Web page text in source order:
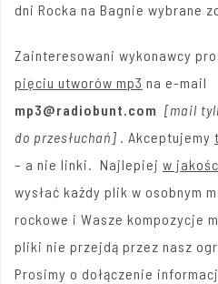
dni Rocka na Bagnie wybrane
Zainteresowani wykonawcy
pięciu utworów mp3 na e-mail
mp3@radiobunt.com [mail
do przesłuchań] . Akceptujemy
– a nie linki. Najlepiej w
wysłać każdy plik w osobnym
rockowe i Wasze kompozycje
pliki nie przejdą przez nasz
Prosimy o dołączenie